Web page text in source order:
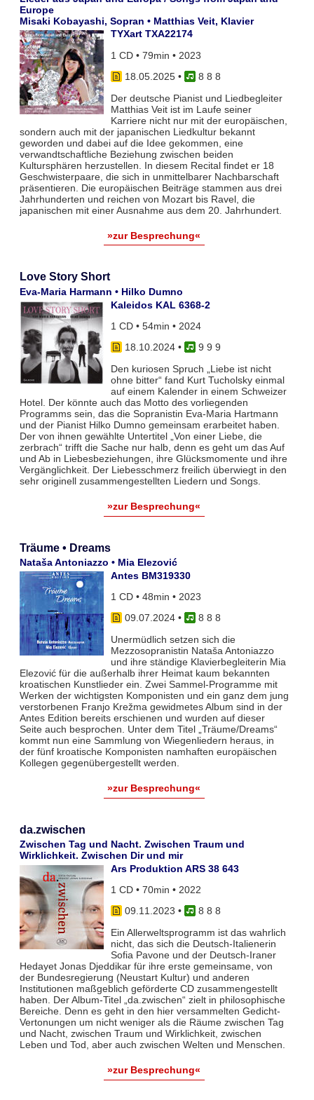
Europe
Misaki Kobayashi, Sopran • Matthias Veit, Klavier
TYXart TXA22174
1 CD • 79min • 2023
18.05.2025•
8 8 8
Der deutsche Pianist und Liedbegleiter
Matthias Veit ist im Laufe seiner
Karriere nicht nur mit der europäischen,
sondern auch mit der japanischen Liedkultur bekannt
geworden und dabei auf die Idee gekommen, eine
verwandtschaftliche Beziehung zwischen beiden
Kultursphären herzustellen. In diesem Recital findet er 18
Geschwisterpaare, die sich in unmittelbarer Nachbarschaft
präsentieren. Die europäischen Beiträge stammen aus drei
Jahrhunderten und reichen von Mozart bis Ravel, die
japanischen mit einer Ausnahme aus dem 20. Jahrhundert.
»zur Besprechung«
Love Story Short
Eva-Maria Harmann • Hilko Dumno
Kaleidos KAL 6368-2
1 CD • 54min • 2024
18.10.2024•
9 9 9
Den kuriosen Spruch „Liebe ist nicht
ohne bitter“ fand Kurt Tucholsky einmal
auf einem Kalender in einem Schweizer
Hotel. Der könnte auch das Motto des vorliegenden
Programms sein, das die Sopranistin Eva-Maria Hartmann
und der Pianist Hilko Dumno gemeinsam erarbeitet haben.
Der von ihnen gewählte Untertitel „Von einer Liebe, die
zerbrach“ trifft die Sache nur halb, denn es geht um das Auf
und Ab in Liebesbeziehungen, ihre Glücksmomente und ihre
Vergänglichkeit. Der Liebesschmerz freilich überwiegt in den
sehr originell zusammengestellten Liedern und Songs.
»zur Besprechung«
Träume • Dreams
Nataša Antoniazzo • Mia Elezović
Antes BM319330
1 CD • 48min • 2023
09.07.2024•
8 8 8
Unermüdlich setzen sich die
Mezzosopranistin Nataša Antoniazzo
und ihre ständige Klavierbegleiterin Mia
Elezović für die außerhalb ihrer Heimat kaum bekannten
kroatischen Kunstlieder ein. Zwei Sammel-Programme mit
Werken der wichtigsten Komponisten und ein ganz dem jung
verstorbenen Franjo Krežma gewidmetes Album sind in der
Antes Edition bereits erschienen und wurden auf dieser
Seite auch besprochen. Unter dem Titel „Träume/Dreams“
kommt nun eine Sammlung von Wiegenliedern heraus, in
der fünf kroatische Komponisten namhaften europäischen
Kollegen gegenübergestellt werden.
»zur Besprechung«
da.zwischen
Zwischen Tag und Nacht. Zwischen Traum und
Wirklichkeit. Zwischen Dir und mir
Ars Produktion ARS 38 643
1 CD • 70min • 2022
09.11.2023 •
8 8 8
Ein Allerweltsprogramm ist das wahrlich
nicht, das sich die Deutsch-Italienerin
Sofia Pavone und der Deutsch-Iraner
Hedayet Jonas Djeddikar für ihre erste gemeinsame, von
der Bundesregierung (Neustart Kultur) und anderen
Institutionen maßgeblich geförderte CD zusammengestellt
haben. Der Album-Titel „da.zwischen“ zielt in philosophische
Bereiche. Denn es geht in den hier versammelten Gedicht-
Vertonungen um nicht weniger als die Räume zwischen Tag
und Nacht, zwischen Traum und Wirklichkeit, zwischen
Leben und Tod, aber auch zwischen Welten und Menschen.
»zur Besprechung«